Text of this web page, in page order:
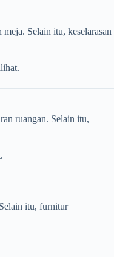
Selain itu, keselarasan
ruangan. Selain itu,
itu, furnitur